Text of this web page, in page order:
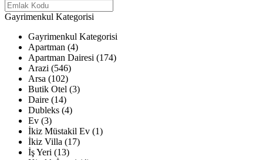
Gayrimenkul Kategorisi
Gayrimenkul Kategorisi
Apartman (4)
Apartman Dairesi (174)
Arazi (546)
Arsa (102)
Butik Otel (3)
Daire (14)
Dubleks (4)
Ev (3)
İkiz Müstakil Ev (1)
İkiz Villa (17)
İş Yeri (13)